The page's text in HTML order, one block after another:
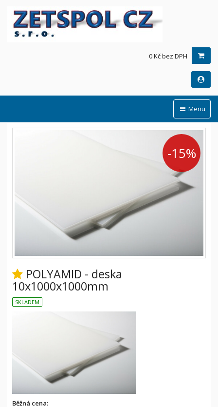
0 Kč bez DPH
Menu
-15%
POLYAMID - deska
10x1000x1000mm
SKLADEM
Běžná cena: